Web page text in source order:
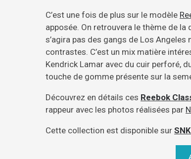
C’est une fois de plus sur le modèle
apposée. On retrouvera le thème de
s’agira pas des gangs de Los
contrastes. C’est un mix matière
Kendrick Lamar avec du cuir perforé,
touche de gomme présente sur la
Découvrez en détails ces Reebok
rappeur avec les photos réalisées par
Cette collection est disponible sur